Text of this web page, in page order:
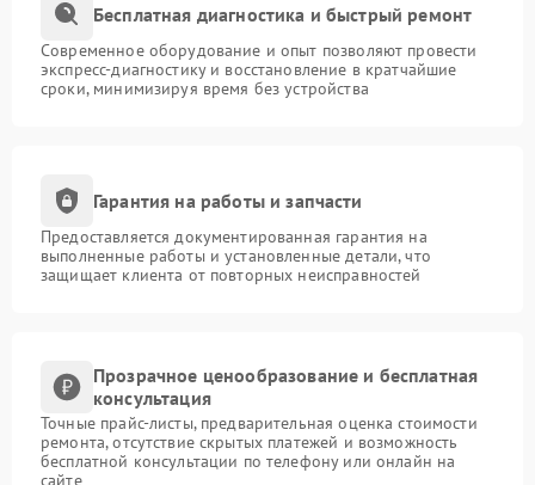
Бесплатная диагностика и быстрый ремонт
Современное оборудование и опыт позволяют провести
экспресс-диагностику и восстановление в кратчайшие
сроки, минимизируя время без устройства
Гарантия на работы и запчасти
Предоставляется документированная гарантия на
выполненные работы и установленные детали, что
защищает клиента от повторных неисправностей
Прозрачное ценообразование и бесплатная
консультация
Точные прайс-листы, предварительная оценка стоимости
ремонта, отсутствие скрытых платежей и возможность
бесплатной консультации по телефону или онлайн на
сайте